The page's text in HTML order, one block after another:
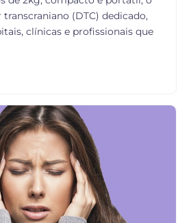
(DTC) dedicado,
clínicas e profissionais que